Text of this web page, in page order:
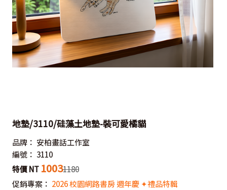
地墊/3110/硅藻土地墊-裝可愛橘貓
品牌： 安柏畫話工作室
編號： 3110
特價 NT 10031180
促銷專案： 2026 校園網路書房 週年慶 ✦禮品特輯